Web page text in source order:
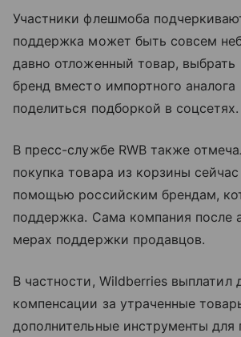
Участники флешмоба
поддержка может быть совсем
давно отложенный товар, выбрать
бренд вместо импортного аналога
поделиться подборкой в соцсетях.
В пресс-службе RWB также
покупка товара из корзины
помощью российским брендам,
поддержка. Сама компания после
мерах поддержки продавцов.
В частности, Wildberries выплатил
компенсации за утраченные
дополнительные инструменты